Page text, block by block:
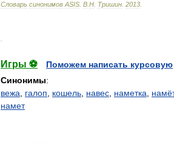
Словарь синонимов ASIS В Н Тришин 2013
Игры ⚽
Поможем написать курсовую
Синонимы:
вежа
галоп кошель навес наметка намёт
намет